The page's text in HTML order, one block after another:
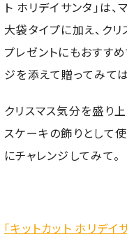
ト ホリデイサンタ」は
大袋タイプに加え、ク
プレゼントにもおすす
ジを添えて贈ってみて
クリスマス気分を盛り
スケーキの飾りとして
にチャレンジしてみて。
「キットカット ホリデイ